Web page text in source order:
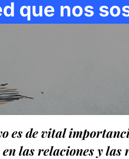
que nos
es de vital
las relaciones y las